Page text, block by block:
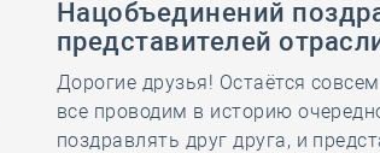
Нацобъединений
представителей
Дорогие друзья! Остаётся
все проводим в историю
поздравлять друг друга, и